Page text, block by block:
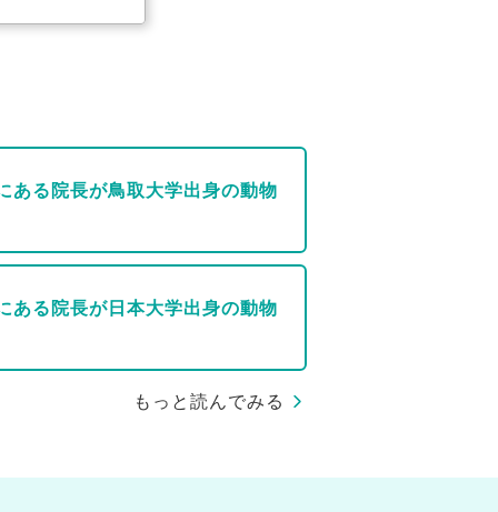
ある院長が鳥取大学出身の動物
ある院長が日本大学出身の動物
もっと読んでみる